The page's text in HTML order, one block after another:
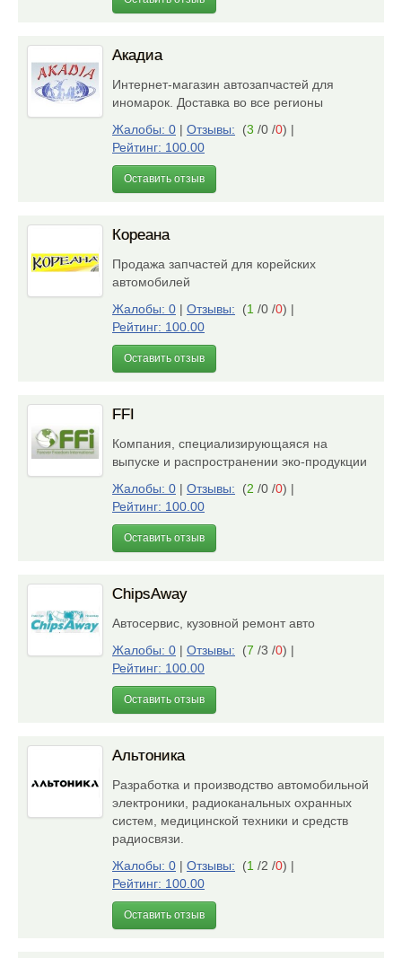
Акадиа
Интернет-магазин автозапчастей для
иномарок. Доставка во все регионы
Жалобы: 0 | Отзывы: (3 /0 /0) |
Рейтинг: 100.00
Оставить отзыв
Кореана
Продажа запчастей для корейских
автомобилей
Жалобы: 0 | Отзывы: (1 /0 /0) |
Рейтинг: 100.00
Оставить отзыв
FFI
Компания, специализирующаяся на
выпуске и распространении эко-продукции
Жалобы: 0 | Отзывы: (2 /0 /0) |
Рейтинг: 100.00
Оставить отзыв
ChipsAway
Автосервис, кузовной ремонт авто
Жалобы: 0 | Отзывы: (7 /3 /0) |
Рейтинг: 100.00
Оставить отзыв
Альтоника
Разработка и производство автомобильной
электроники, радиоканальных охранных
систем, медицинской техники и средств
радиосвязи.
Жалобы: 0 | Отзывы: (1 /2 /0) |
Рейтинг: 100.00
Оставить отзыв